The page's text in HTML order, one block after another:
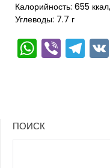
Калорийность: 655
Углеводы: 7.7 г
Viber
ПОИСК